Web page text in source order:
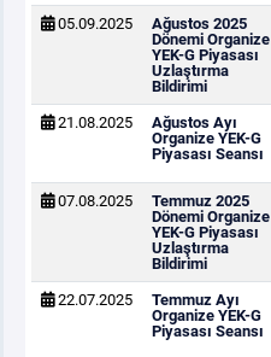
05.09.2025
Ağustos 2025
Dönemi Organize
YEK-G Piyasası
Uzlaştırma
Bildirimi
21.08.2025
Ağustos Ayı
Organize YEK-G
Piyasası Seansı
07.08.2025
Temmuz 2025
Dönemi Organize
YEK-G Piyasası
Uzlaştırma
Bildirimi
22.07.2025
Temmuz Ayı
Organize YEK-G
Piyasası Seansı